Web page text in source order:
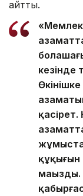
айтты.
кезінде
қасірет.
құқығын
маңызды.